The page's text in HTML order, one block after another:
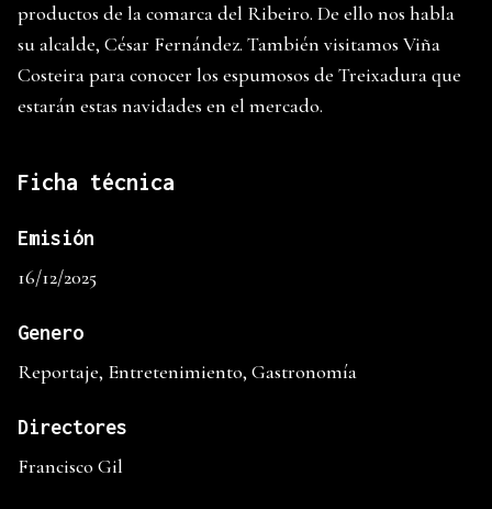
productos de la comarca del Ribeiro. De ello nos habla
su alcalde, César Fernández. También visitamos Viña
Costeira para conocer los espumosos de Treixadura que
estarán estas navidades en el mercado.
Ficha técnica
Emisión
16/12/2025
Genero
Reportaje, Entretenimiento, Gastronomía
Directores
Francisco Gil